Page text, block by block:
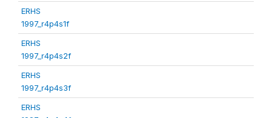
ERHS
1997_r4p4s1f
ERHS
1997_r4p4s2f
ERHS
1997_r4p4s3f
ERHS